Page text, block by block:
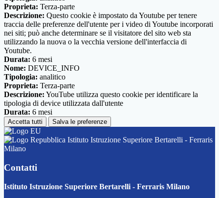
Proprieta: Terza-parte
Descrizione: Questo cookie è impostato da Youtube per tenere
traccia delle preferenze dell'utente per i video di Youtube incorporati
nei siti; può anche determinare se il visitatore del sito web sta
utilizzando la nuova o la vecchia versione dell'interfaccia di
Youtube.
Durata: 6 mesi
Nome: DEVICE_INFO
Tipologia: analitico
Proprieta: Terza-parte
Descrizione: YouTube utilizza questo cookie per identificare la
tipologia di device utilizzata dall'utente
Durata: 6 mesi
Accetta tutti Salva le preferenze
Istituto Istruzione Superiore Bertarelli - Ferraris
Milano
Contatti
Istituto Istruzione Superiore Bertarelli - Ferraris Milano